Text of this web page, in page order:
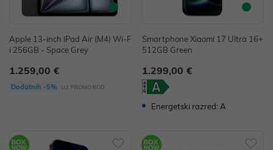
Apple 13-inch iPad Air (M4) Wi-F
i 256GB - Space Grey
1.259,00 €
Dodatnih -5% uz PROMO KOD
Smartphone Xiaomi 17 Ultra 16+
512GB Green
1.299,00 €
Energetski razred: A